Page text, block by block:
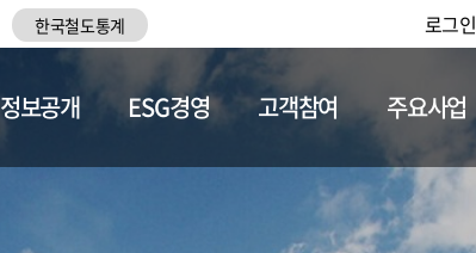
한국철도통계 로그인
채용정보
정보공개 ESG경영 고객참여 주요사업